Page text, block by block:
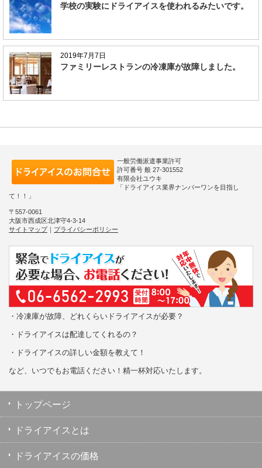
学校の実験にドライアイスを使われるみたいです。
2019年7月7日
ファミリーレストランの冷凍庫が故障しました。
一般労働派遣事業許可
許可番号 般 27-301552
有限会社ユウキ
「ドライアイス業界ナンバーワンを目指し
て！！」
〒557-0061
大阪市西成区北津守4-3-14
サイトマップ｜ プライバシーポリシー
・冷凍庫が故障、どれくらいドライアイスが必要？
・ドライアイスは配達してくれるの？
・ドライアイスの詳しい金額を教えて！
など、いつでもお電話ください！精一杯対応いたします。
トップページ
ドライアイスとは
ドライアイスの価格